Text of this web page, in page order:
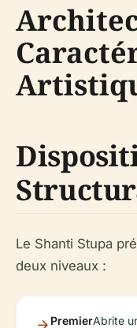
Le Shanti Stupa
deux niveaux :
PremierAbrite